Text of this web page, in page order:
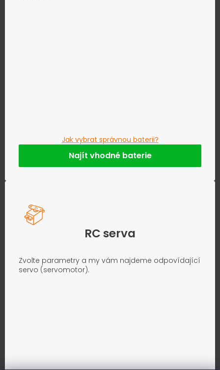
Jak vybrat správnou baterii?
Najít vhodné baterie
RC serva
Zvolte parametry a my vám najdeme odpovídající
servo (servomotor).